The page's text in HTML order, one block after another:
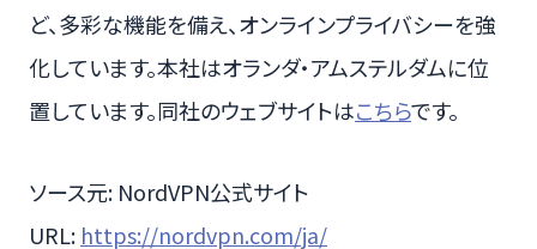
ど、多彩な機能を備え、オンラインプライバシーを強
化しています。本社はオランダ・アムステルダムに位
置しています。同社のウェブサイトはこちらです。
ソース元: NordVPN公式サイト
URL: https://nordvpn.com/ja/